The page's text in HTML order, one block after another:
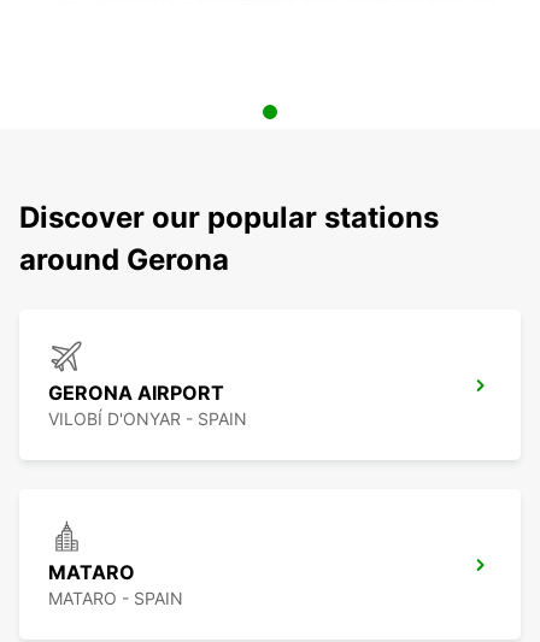
Discover our popular stations
around Gerona
GERONA AIRPORT
VILOBÍ D'ONYAR - SPAIN
MATARO
MATARO - SPAIN